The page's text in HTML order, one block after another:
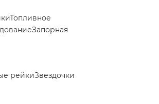
Топливное
Запорная
рейкиЗвездочки